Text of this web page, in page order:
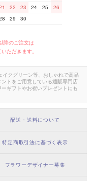
22 23 24 25
26
29 30
降のご注文は
ただきます。
クグリーン等、おしゃれで高品
トをご用意している通販専門店
ギフトやお祝いプレゼントにも
配送・送料について
特定商取引法に基づく表示
フラワーデザイナー募集